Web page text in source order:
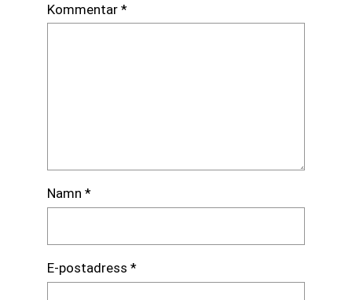
Kommentar *
Namn *
E-postadress *